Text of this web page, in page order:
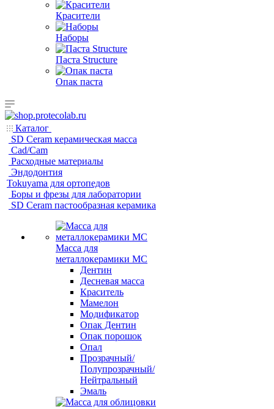
Красители
Наборы
Паста Structure
Опак паста
Каталог
SD Ceram керамическая масса
Cad/Cam
Расходные материалы
Эндодонтия
Tokuyama для ортопедов
Боры и фрезы для лаборатории
SD Ceram пастообразная керамика
Масса для
металлокерамики MC
Дентин
Десневая масса
Краситель
Мамелон
Модификатор
Опак Дентин
Опак порошок
Опал
Прозрачный/
Полупрозрачный/
Нейтральный
Эмаль